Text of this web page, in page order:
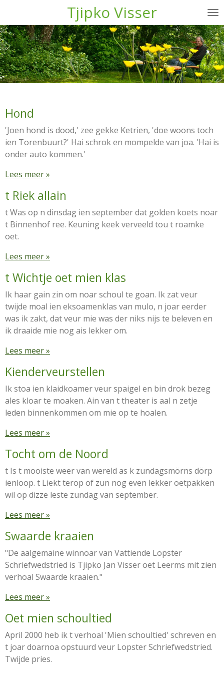
naar
de
hoofdinhoud
Tjipko Visser
Hond
'Joen hond is dood,' zee gekke Ketrien, 'doe woons toch
ien Torenbuurt?' Hai schrok en mompelde van joa. 'Hai is
onder auto kommen.'
Lees meer »
t Riek allain
t Was op n dinsdag ien september dat golden koets noar
t Binnenhof ree. Keuning keek verveeld tou t roamke
oet.
Lees meer »
t Wichtje oet mien klas
Ik haar gain zin om noar schoul te goan. Ik zat veur
twijde moal ien eksoamenklas van mulo, n joar eerder
was ik zakt, dat veur mie was der niks nijs te beleven en
ik draaide mie nog ais lekker om.
Lees meer »
Kienderveurstellen
Ik stoa ien klaidkoamer veur spaigel en bin drok bezeg
ales kloar te moaken. Ain van t theater is aal n zetje
leden binnenkommen om mie op te hoalen.
Lees meer »
Tocht om de Noord
t Is t mooiste weer van wereld as k zundagsmörns dörp
ienloop. t Liekt terop of zun nog even lekker oetpakken
wil op dizze leste zundag van september.
Lees meer »
Swaarde kraaien
"De aalgemaine winnoar van Vattiende Lopster
Schriefwedstried is Tjipko Jan Visser oet Leerms mit zien
verhoal Swaarde kraaien."
Lees meer »
Oet mien schoultied
April 2000 heb ik t verhoal 'Mien schoultied' schreven en
t joar doarnoa opstuurd veur Lopster Schriefwedstried.
Twijde pries.